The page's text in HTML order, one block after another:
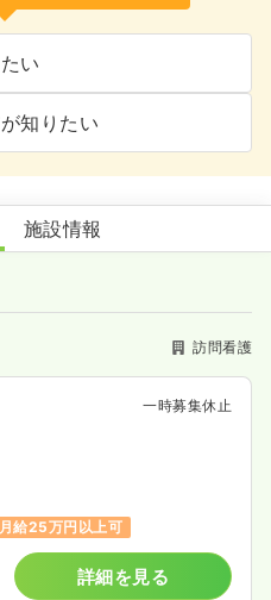
い
知りたい
アサービス萌
施設情報
訪問看護
一時募集休止
月給25万円以上可
詳細を見る